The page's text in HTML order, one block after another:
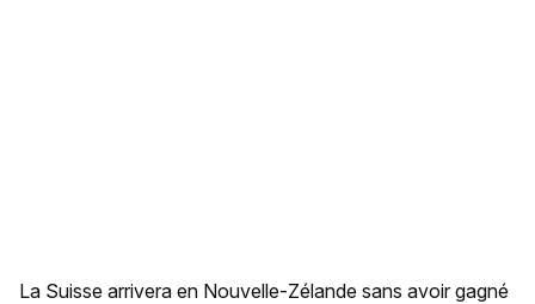
La Suisse arrivera en Nouvelle-Zélande sans avoir gagné